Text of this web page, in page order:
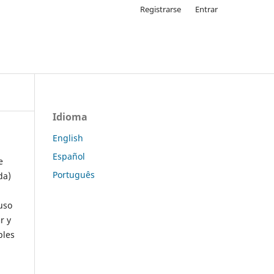
Registrarse Entrar
y
Idioma
English
Español
Português